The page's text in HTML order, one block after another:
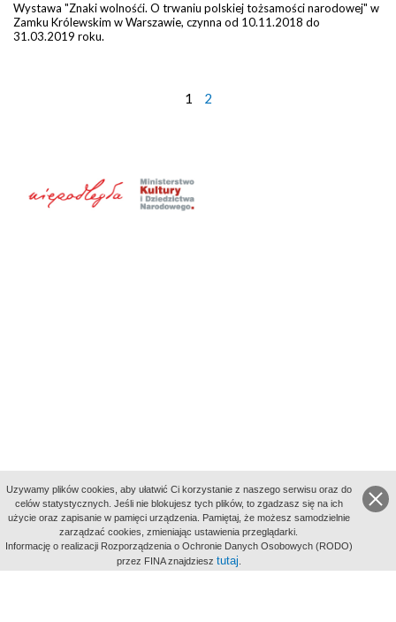
Wystawa "Znaki wolnośći. O trwaniu polskiej tożsamości narodowej" w
Zamku Królewskim w Warszawie, czynna od 10.11.2018 do
31.03.2019 roku.
1 2
aktywności
Uzywamy plików cookies, aby ułatwić Ci korzystanie z naszego serwisu oraz do
celów statystycznych. Jeśli nie blokujesz tych plików, to zgadzasz się na ich
użycie oraz zapisanie w pamięci urządzenia. Pamiętaj, że możesz samodzielnie
zarządzać cookies, zmieniając ustawienia przeglądarki.
Informację o realizacji Rozporządzenia o Ochronie Danych Osobowych (RODO)
przez FINA znajdziesz tutaj